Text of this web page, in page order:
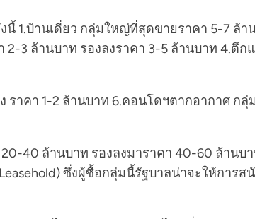
1.บ้านเดี่ยว กลุ่มใหญ่ที่สุดขายราคา 5-7 ล้
2-3 ล้านบาท รองลงราคา 3-5 ล้านบาท 4.
าคา 1-2 ล้านบาท 6.คอนโดฯตากอากาศ ก
40 ล้านบาท รองลงมาราคา 40-60 ล้าน
ซึ่งผู้ซื้อกลุ่มนี้รัฐบาลน่าจะให้กา